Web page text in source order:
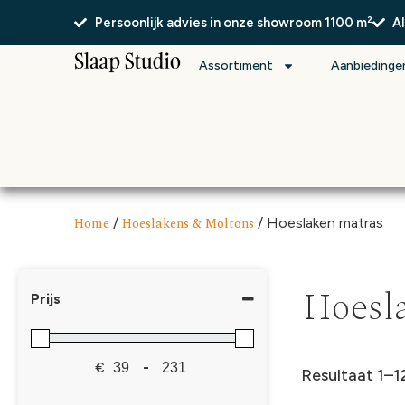
Persoonlijk advies in onze showroom 1100 m²
Assortiment
Home / Hoeslakens & Moltons / Hoeslaken matras
Prijs
€ Minimale prijs
-
Maximale prijs Resultaat